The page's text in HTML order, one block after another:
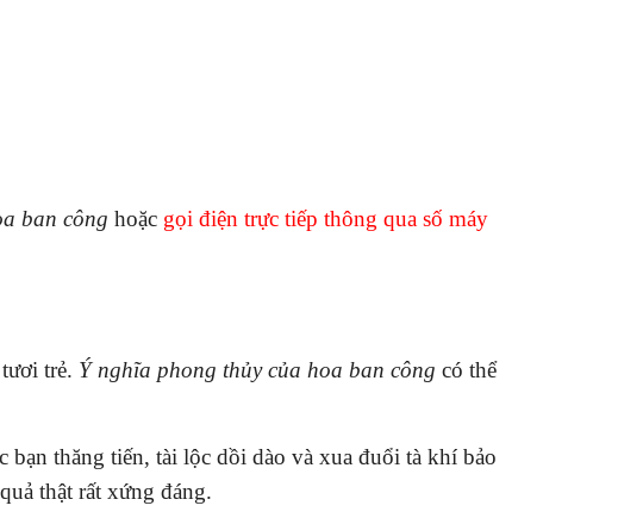
ban công hoặc gọi điện trực tiếp thông qua số máy
trẻ. Ý nghĩa phong thủy của hoa ban công có thể
thăng tiến, tài lộc dồi dào và xua đuổi tà khí bảo
thật rất xứng đáng.